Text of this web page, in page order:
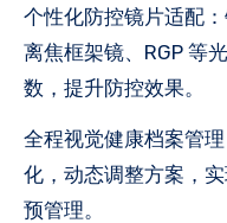
个性化防控镜片适配
离焦框架镜、RGP 等
数，提升防控效果。
全程视觉健康档案管
化，动态调整方案，
预管理。